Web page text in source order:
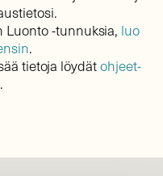
Luonto -tunnuksia, luo
.
tietoja löydätohjeet-
.